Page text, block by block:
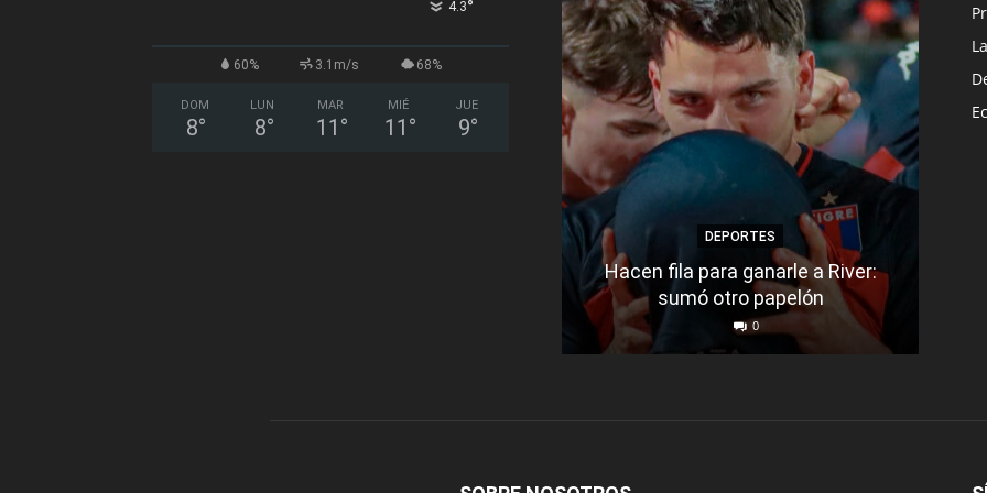
4.3°
60% 3.1m/s 68%
DOM
8°
LUN
8°
MAR
11 °
MIÉ
11 °
JUE
9°
DEPORTES
Hacen fila para ganarle a River:
sumó otro papelón
0